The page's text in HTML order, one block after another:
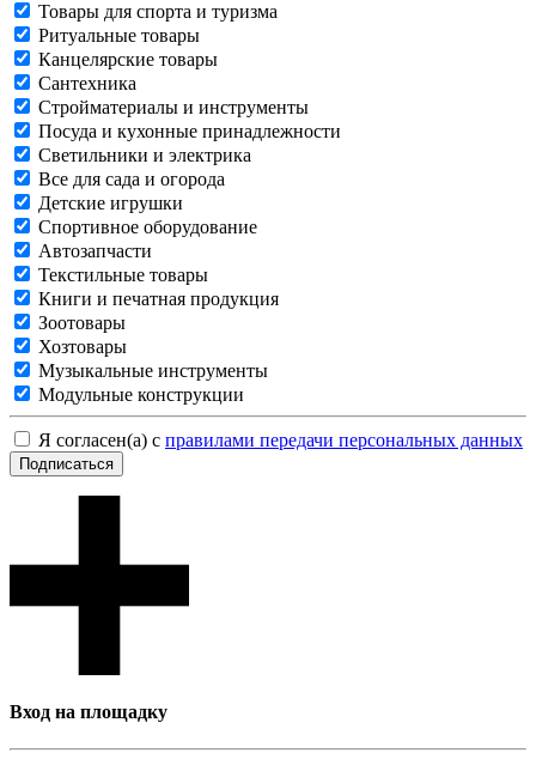
Товары для спорта и туризма
Ритуальные товары
Канцелярские товары
Сантехника
Стройматериалы и инструменты
Посуда и кухонные принадлежности
Светильники и электрика
Все для сада и огорода
Детские игрушки
Спортивное оборудование
Автозапчасти
Текстильные товары
Книги и печатная продукция
Зоотовары
Хозтовары
Музыкальные инструменты
Модульные конструкции
Я согласен(а) с правилами передачи персональных данных
Подписаться
Вход на площадку